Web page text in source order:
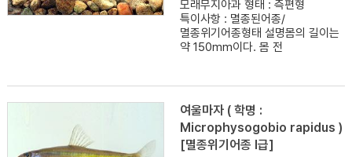
모래무지아과 형태 : 측편형
특이사항 : 멸종된어종/
멸종위기어종형태 설명몸의 길이는
약 150mm이다. 몸 전
여울마자 ( 학명 :
Microphysogobio rapidus )
[멸종위기어종 I급]